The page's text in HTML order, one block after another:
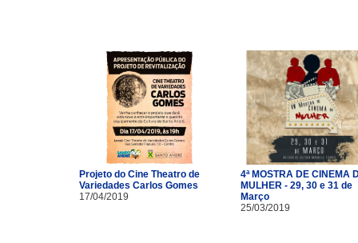
Projeto do Cine Theatro de
Variedades Carlos Gomes
17/04/2019
4ª MOSTRA DE CINEMA
MULHER - 29, 30 e 31 de
Março
25/03/2019